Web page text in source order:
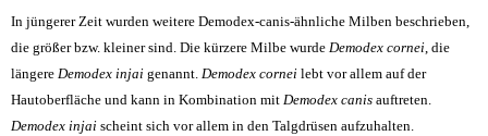
In jüngerer Zeit wurden weitere Demodex-canis-ähnliche Milben beschrieben,
die größer bzw. kleiner sind. Die kürzere Milbe wurde Demodex cornei, die
längere Demodex injai genannt. Demodex cornei lebt vor allem auf der
Hautoberfläche und kann in Kombination mit Demodex canis auftreten.
Demodex injai scheint sich vor allem in den Talgdrüsen aufzuhalten.